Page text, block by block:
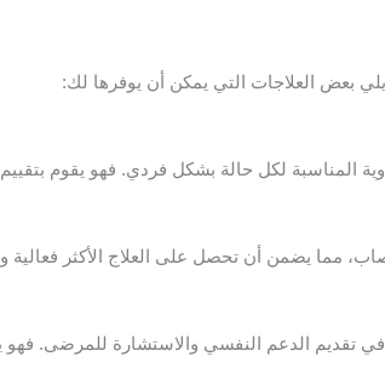
بعض العلاجات التي يمكن أن يوفرها لك:
المناسبة لكل حالة بشكل فردي. فهو يقوم
مما يضمن أن تحصل على العلاج الأكثر فعالية
في تقديم الدعم النفسي والاستشارة للمرضى.